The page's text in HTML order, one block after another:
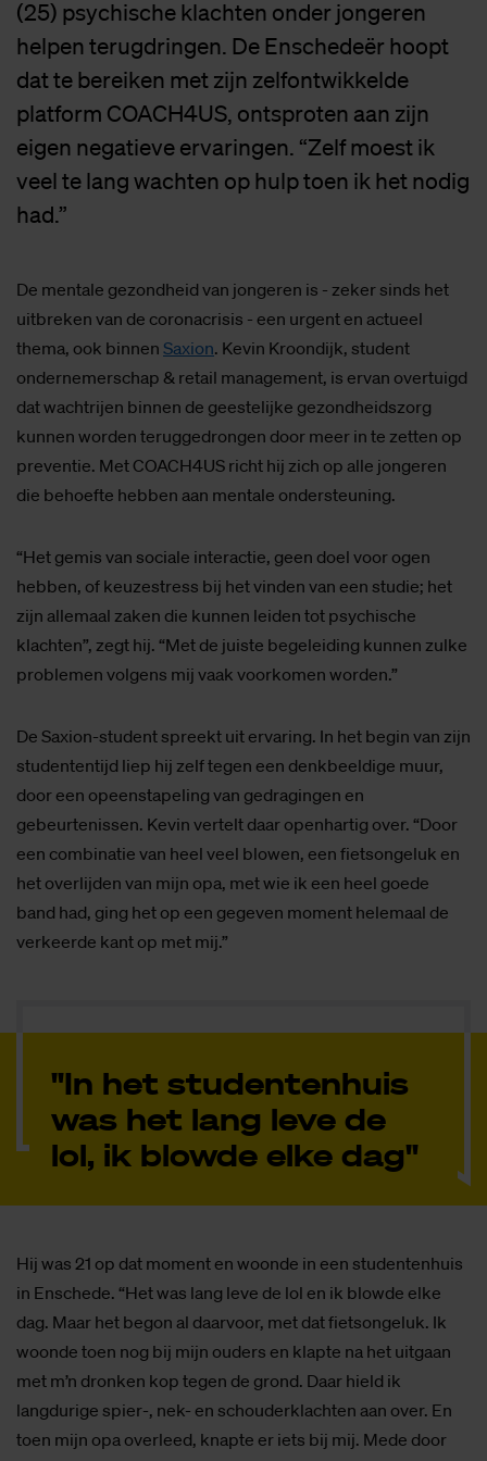
(25) psychische klachten onder jongeren
helpen terugdringen. De Enschedeër hoopt
dat te bereiken met zijn zelfontwikkelde
platform COACH4US, ontsproten aan zijn
eigen negatieve ervaringen. “Zelf moest ik
veel te lang wachten op hulp toen ik het nodig
had.”
De mentale gezondheid van jongeren is - zeker sinds het
uitbreken van de coronacrisis - een urgent en actueel
thema, ook binnen Saxion. Kevin Kroondijk, student
ondernemerschap & retail management, is ervan overtuigd
dat wachtrijen binnen de geestelijke gezondheidszorg
kunnen worden teruggedrongen door meer in te zetten op
preventie. Met COACH4US richt hij zich op alle jongeren
die behoefte hebben aan mentale ondersteuning.
“Het gemis van sociale interactie, geen doel voor ogen
hebben, of keuzestress bij het vinden van een studie; het
zijn allemaal zaken die kunnen leiden tot psychische
klachten”, zegt hij. “Met de juiste begeleiding kunnen zulke
problemen volgens mij vaak voorkomen worden.”
De Saxion-student spreekt uit ervaring. In het begin van zijn
studententijd liep hij zelf tegen een denkbeeldige muur,
door een opeenstapeling van gedragingen en
gebeurtenissen. Kevin vertelt daar openhartig over. “Door
een combinatie van heel veel blowen, een fietsongeluk en
het overlijden van mijn opa, met wie ik een heel goede
band had, ging het op een gegeven moment helemaal de
verkeerde kant op met mij.”
"In het studentenhuis
was het lang leve de
lol, ik blowde elke dag"
Hij was 21 op dat moment en woonde in een studentenhuis
in Enschede. “Het was lang leve de lol en ik blowde elke
dag. Maar het begon al daarvoor, met dat fietsongeluk. Ik
woonde toen nog bij mijn ouders en klapte na het uitgaan
met m’n dronken kop tegen de grond. Daar hield ik
langdurige spier-, nek- en schouderklachten aan over. En
toen mijn opa overleed, knapte er iets bij mij. Mede door